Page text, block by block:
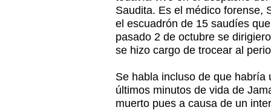
Saudita. Es el médico forense,
el escuadrón de 15 saudíes
pasado 2 de octubre se
se hizo cargo de trocear al
Se habla incluso de que
últimos minutos de vida de
muerto pues a causa de un